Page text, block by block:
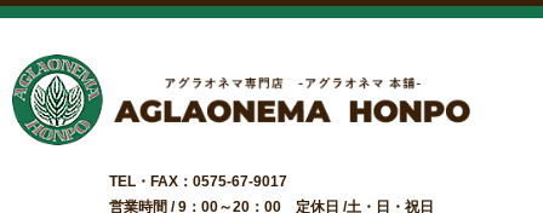
TEL・FAX：0575-67-9017
営業時間 / 9：00～20：00 定休日 /土・日・祝日